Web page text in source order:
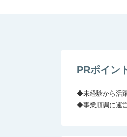
PRポイン
◆未経験から活
◆事業順調に運